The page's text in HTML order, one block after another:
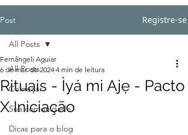
Post Registre-se
All Posts
Começar
Sua comunidade
Dicas para o blog
All Posts
Rituais - Ìyá mi Ajẹ - Pacto
X Iniciação
Fernângeli Aguiar
6 de mar. de 2024 4 min de leitura